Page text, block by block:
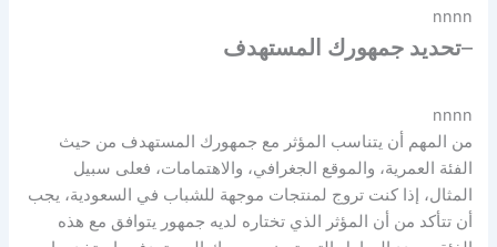
nnnn
–تحديد جمهورك المستهدف
nnnn
من المهم أن يتناسب المؤثر مع جمهورك المستهدف من حيث
الفئة العمرية، والموقع الجغرافي، والاهتمامات، فعلى سبيل
المثال، إذا كنت تروج لمنتجات موجهة للشباب في السعودية، يجب
أن تتأكد من أن المؤثر الذي تختاره لديه جمهور يتوافق مع هذه